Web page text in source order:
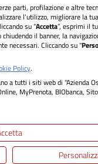
Padova
Fisc. 00349040287
parti, profilazione e altre
l’utilizzo, migliorare la
su “Accetta”, esprimi il
chiudendo il banner, la
necessari. Cliccando su "
Policy.
a tutti i siti web di "Azienda
MyPrenota, BIObanca,